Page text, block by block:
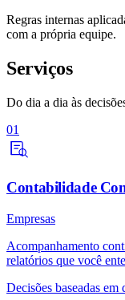
Regras internas
com a própria equipe.
Serviços
Do dia a dia às
01
Contabilidade
Empresas
Acompanhamento
relatórios que você
Decisões baseadas em